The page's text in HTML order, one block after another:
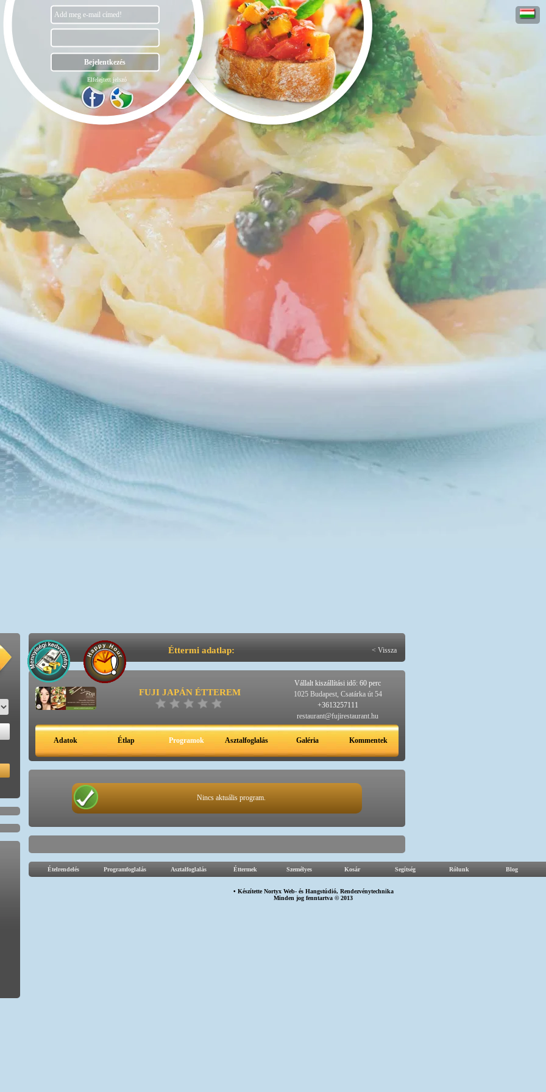
Elfelejtett jelszó
Éttermi adatlap: < Vissza
FUJI JAPÁN ÉTTEREM
Vállalt kiszállítási idő: 60 perc
1025 Budapest, Csatárka út 54
+3613257111
restaurant@fujirestaurant.hu
Adatok Étlap Programok Asztalfoglalás Galéria Kommentek
Nincs aktuális program.
Ételrendelés Programfoglalás Asztalfoglalás Éttermek Személyes Kosár Segítség Rólunk Blog
• KészítetteNortyx Web-és Hangstúdió, Rendezvénytechnika
Minden jog fenntartva © 2013